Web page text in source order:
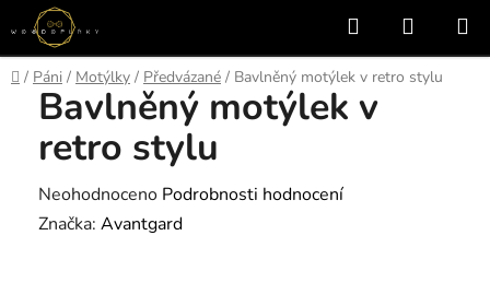
Přejít
na
obsah
Hledat
KOŠÍK
Domů
/ Páni / Motýlky / Předvázané / Bavlněný motýlek v retro stylu
Bavlněný motýlek v
retro stylu
Průměrné
hodnocení
Neohodnoceno Podrobnosti hodnocení
Značka: Avantgard